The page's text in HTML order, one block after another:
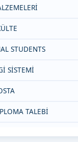
STUDENTS
SİSTEMİ
TALEBİ